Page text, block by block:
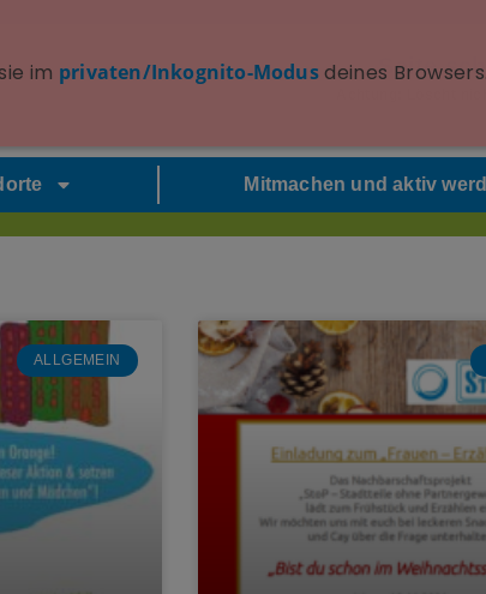
Seite
Mitmachen und aktiv
ALLGEMEIN
im privaten/Inkognito-Modusdeines